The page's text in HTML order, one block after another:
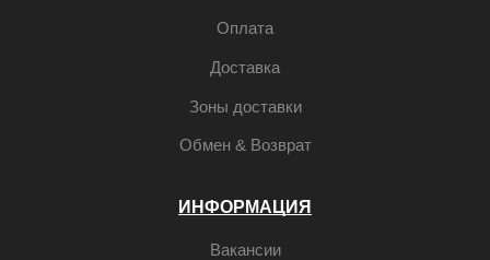
Оплата
Доставка
Зоны доставки
Обмен & Возврат
ИНФОРМАЦИЯ
Вакансии